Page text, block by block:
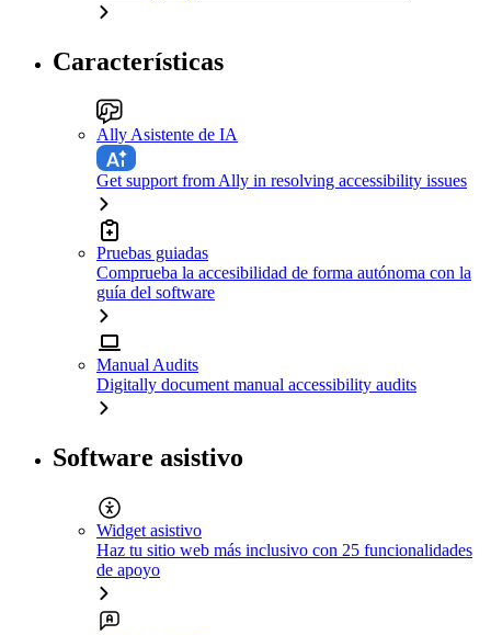
Características
Ally Asistente de IA
Get support from Ally in resolving accessibility issues
Pruebas guiadas
Comprueba la accesibilidad de forma autónoma con la
guía del software
Manual Audits
Digitally document manual accessibility audits
Software asistivo
Widget asistivo
Haz tu sitio web más inclusivo con 25 funcionalidades
de apoyo